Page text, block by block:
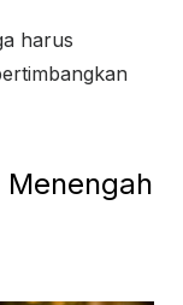
harus